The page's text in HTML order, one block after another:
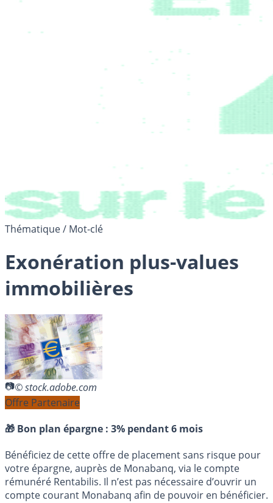
Thématique / Mot-clé
Exonération plus-values
immobilières
© stock.adobe.com
Offre Partenaire
🎁 Bon plan épargne : 3% pendant 6 mois
Bénéficiez de cette offre de placement sans risque pour
votre épargne, auprès de Monabanq, via le compte
rémunéré Rentabilis. Il n’est pas nécessaire d’ouvrir un
compte courant Monabanq afin de pouvoir en bénéficier.